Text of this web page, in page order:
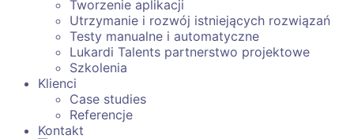
Tworzenie aplikacji
Utrzymanie i rozwój istniejących rozwiązań
Testy manualne i automatyczne
Lukardi Talents partnerstwo projektowe
Szkolenia
Klienci
Case studies
Referencje
Kontakt